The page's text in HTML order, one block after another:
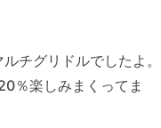
チグリドルでしたよ。
％楽しみまくってま